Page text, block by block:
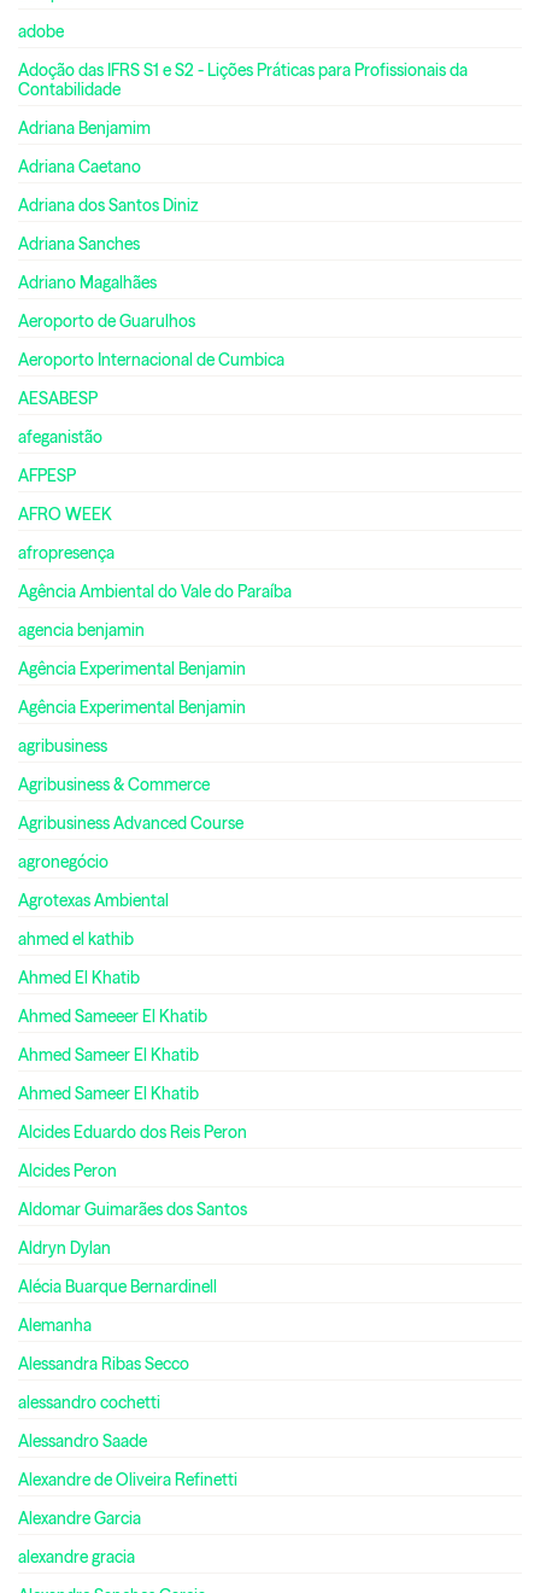
adobe
Adoção das IFRS S1 e S2 - Lições Práticas para Profissionais da
Contabilidade
Adriana Benjamim
Adriana Caetano
Adriana dos Santos Diniz
Adriana Sanches
Adriano Magalhães
Aeroporto de Guarulhos
Aeroporto Internacional de Cumbica
AESABESP
afeganistão
AFPESP
AFRO WEEK
afropresença
Agência Ambiental do Vale do Paraíba
agencia benjamin
Agência Experimental Benjamin
Agência Experimental Benjamin
agribusiness
Agribusiness & Commerce
Agribusiness Advanced Course
agronegócio
Agrotexas Ambiental
ahmed el kathib
Ahmed El Khatib
Ahmed Sameeer El Khatib
Ahmed Sameer El Khatib
Ahmed Sameer El Khatib
Alcides Eduardo dos Reis Peron
Alcides Peron
Aldomar Guimarães dos Santos
Aldryn Dylan
Alécia Buarque Bernardinell
Alemanha
Alessandra Ribas Secco
alessandro cochetti
Alessandro Saade
Alexandre de Oliveira Refinetti
Alexandre Garcia
alexandre gracia